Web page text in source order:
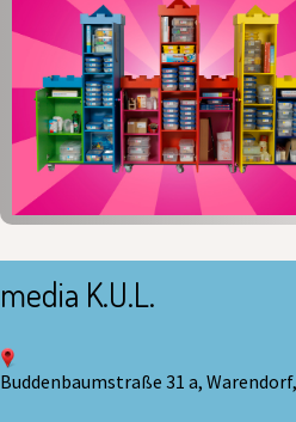
media K.U.L.
Buddenbaumstraße 31 a,